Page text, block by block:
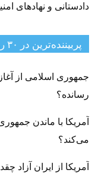
دادستانی و نهادهای
پربیننده‌ترین‌ در ۳۰ روز گذشته
جمهوری اسلامی از
رسانده؟
آمریکا با ماندن
می‌کند؟
آمریکا از ایران آزاد